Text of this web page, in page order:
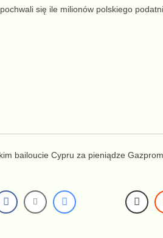
się ile milionów polskiego
bailoucie Cypru za pieniądze